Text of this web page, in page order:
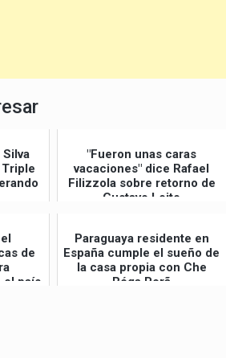
Silva
"Fueron unas caras
vacaciones" dice Rafael
Filizzola sobre retorno de
Gustavo Leite
de
el país
Paraguaya residente en
España cumple el sueño de
la casa propia con Che
Róga Porã